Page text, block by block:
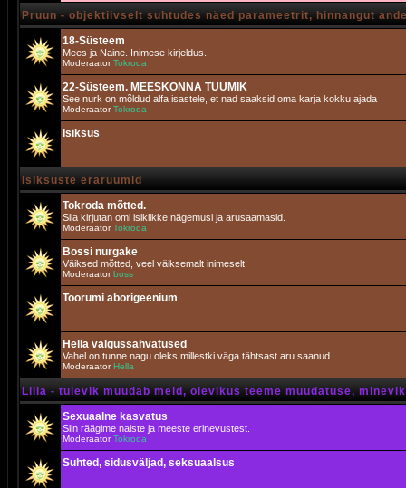
Pruun - objektiivselt suhtudes näed parameetrit, hinnangut
18-Süsteem
Mees ja Naine. Inimese kirjeldus.
ModeraatorTokroda
22-Süsteem. MEESKONNA TUUMIK
See nurk on mõldud alfa isastele, et nad saaksid oma karja kokku ajada
ModeraatorTokroda
Isiksus
Isiksuste eraruumid
Tokroda mõtted.
Siia kirjutan omi isiklikke nägemusi ja arusaamasid.
ModeraatorTokroda
Bossi nurgake
Väiksed mõtted, veel väiksemalt inimeselt!
Moderaatorboss
Toorumi aborigeenium
Hella valgussähvatused
Vahel on tunne nagu oleks millestki väga tähtsast aru saanud
Moderaator Hella
Lilla - tulevik muudab meid, olevikus teeme muudatuse,
Sexuaalne kasvatus
Siin räägime naiste ja meeste erinevustest.
ModeraatorTokroda
Suhted, sidusväljad, seksuaalsus